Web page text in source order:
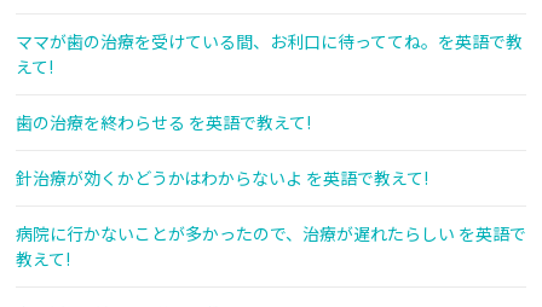
ママが歯の治療を受けている間、お利口に待っててね。を英語で教
えて!
歯の治療を終わらせる を英語で教えて!
針治療が効くかどうかはわからないよ を英語で教えて!
病院に行かないことが多かったので、治療が遅れたらしい を英語で
教えて!